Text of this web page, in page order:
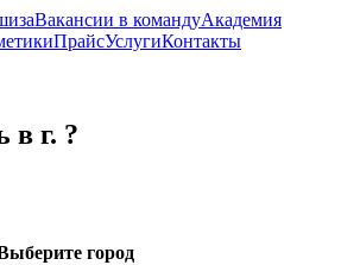
Вакансии в командуАкадемия
ПрайсУслугиКонтакты
в г. ?
город